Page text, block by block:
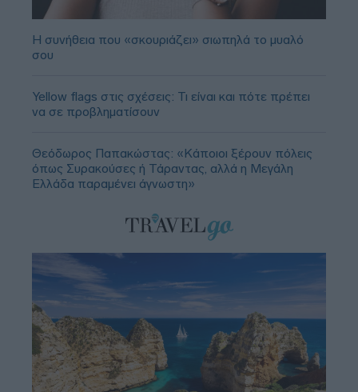
Η συνήθεια που «σκουριάζει» σιωπηλά το μυαλό
σου
Yellow flags στις σχέσεις: Τι είναι και πότε πρέπει
να σε προβληματίσουν
Θεόδωρος Παπακώστας: «Κάποιοι ξέρουν πόλεις
όπως Συρακούσες ή Τάραντας, αλλά η Μεγάλη
Ελλάδα παραμένει άγνωστη»